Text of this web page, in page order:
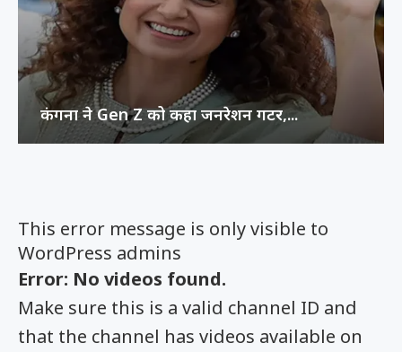
This error message is only visible to
WordPress admins
Error: No videos found.
Make sure this is a valid channel ID and
that the channel has videos available on
कंगना ने Gen Z को कहा जनरेशन गटर,...